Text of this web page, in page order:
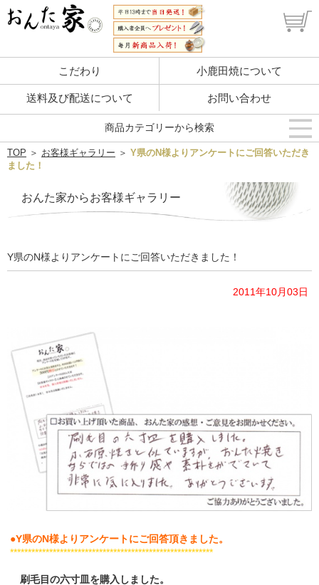
こだわり 小鹿田焼について
送料及び配送について お問い合わせ
TOP ＞ お客様ギャラリー ＞ Y県のN様よりアンケートにご回答いただき
ました！
おんた家からお客様ギャラリー
Y県のN様よりアンケートにご回答いただきました！
2011年10月03日
●Y県のN様よりアンケートにご回答頂きました。
*********************************************************
刷毛目の六寸皿を購入しました。
商品カテゴリーから検索